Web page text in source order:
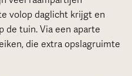
volop daglicht krijgt en
de tuin. Via een aparte
die extra opslagruimte